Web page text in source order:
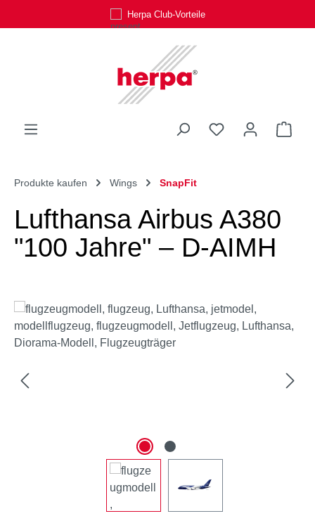
Zum Hauptinhalt springenHerpa Club-Vorteile
Du hast 0
Produkte kaufen Wings SnapFit
Lufthansa Airbus A380
"100 Jahre" – D-AIMH
Bildergalerie überspringen